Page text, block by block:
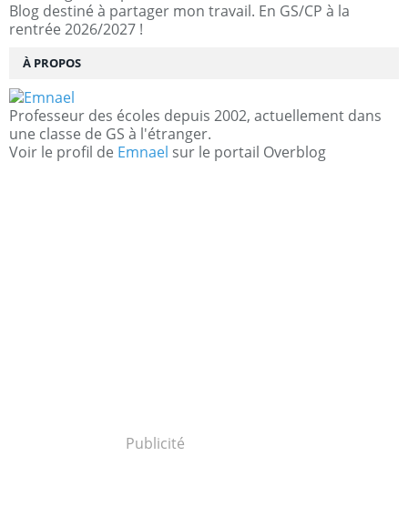
Blog destiné à partager mon travail. En GS/CP à la
rentrée 2026/2027 !
À PROPOS
Professeur des écoles depuis 2002, actuellement dans
une classe de GS à l'étranger.
Voir le profil de Emnael sur le portail Overblog
Publicité